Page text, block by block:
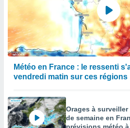
Météo en France : le ressenti
vendredi matin sur ces régions
Orages à
de semaine en